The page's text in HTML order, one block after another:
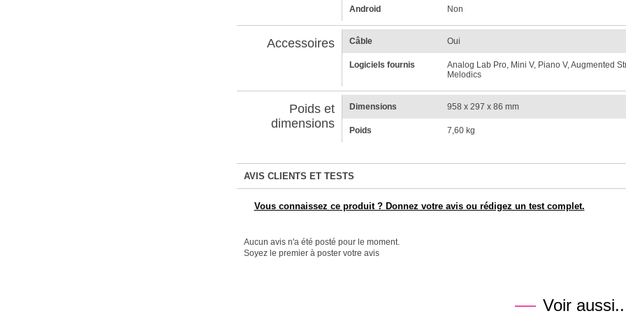
Android Non
Accessoires Câble Oui
Logiciels fournis
Analog Lab Pro, Mini V, Piano V, Augmented
Melodics
Poids et
dimensions
Dimensions 958 x 297 x 86 mm
Poids 7,60 kg
AVIS CLIENTS ET TESTS
Vous connaissez ce produit ? Donnez votre avis ou rédigez un test complet.
Aucun avis n'a été posté pour le moment.
Soyez le premier à poster votre avis
Voir